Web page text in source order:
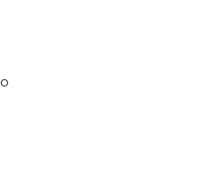
pentru confortul tau.